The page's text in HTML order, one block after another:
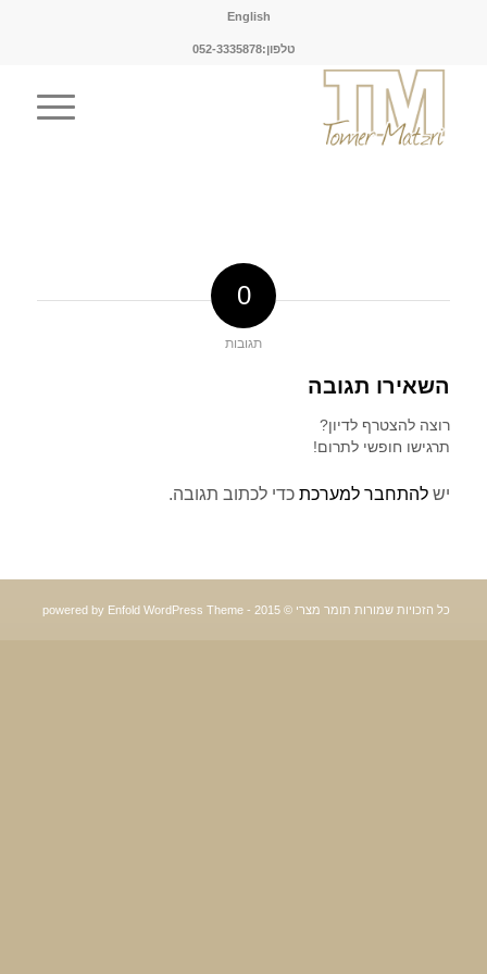
English
טלפון:052-3335878
0
תגובות
השאירו תגובה
רוצה להצטרף לדיון?
תרגישו חופשי לתרום!
יש להתחבר למערכתכדי לכתוב תגובה.
כל הזכויות שמורות תומר מצרי © 2015 - powered by Enfold WordPress Theme